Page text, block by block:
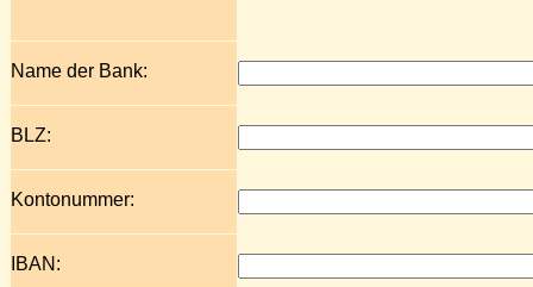
Name der Bank:
BLZ:
Kontonummer:
IBAN: